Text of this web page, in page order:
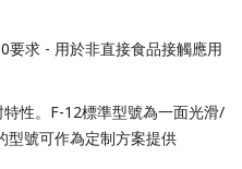
要求 - 用於非直接食品接觸應用
性。F-12標準型號為一面光滑/
型號可作為定制方案提供